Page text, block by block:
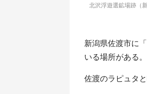
北沢浮遊選鉱場跡（
新潟県佐渡市に
いる場所がある。
佐渡のラピュタ